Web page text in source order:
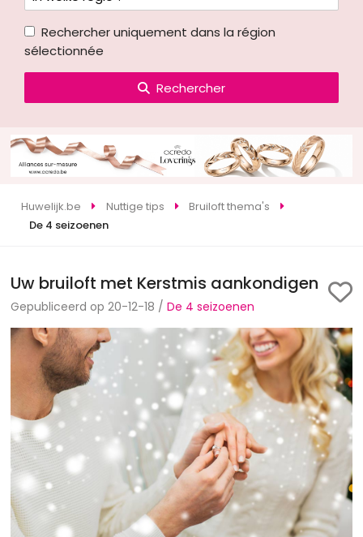
Rechercher uniquement dans la région
sélectionnée
Rechercher
Huwelijk.be Nuttige tips
Bruiloft thema's
De 4 seizoenen
Uw bruiloft met Kerstmis aankondigen
Gepubliceerd op 20-12-18 /De 4 seizoenen